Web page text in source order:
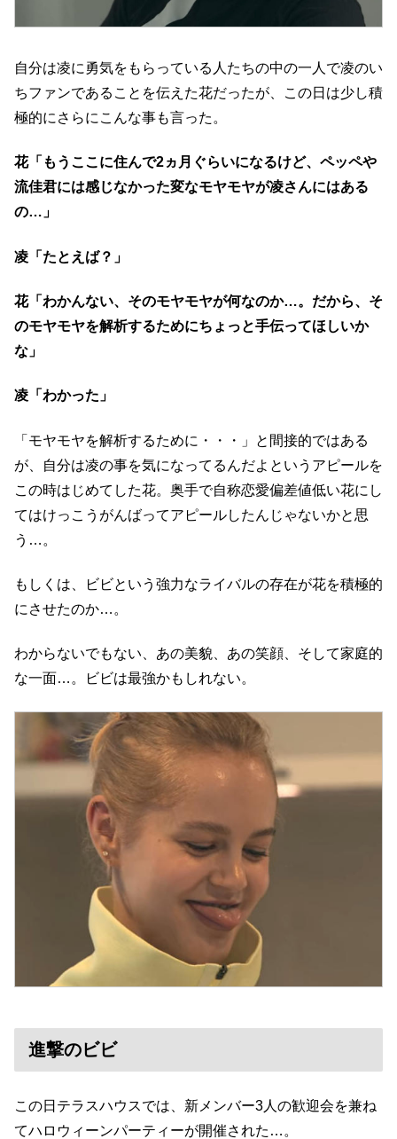
自分は凌に勇気をもらっている人たちの中の一人で凌のい
ちファンであることを伝えた花だったが、この日は少し積
極的にさらにこんな事も言った。
花「もうここに住んで2ヵ月ぐらいになるけど、ペッペや
流佳君には感じなかった変なモヤモヤが凌さんにはある
の…」
凌「たとえば？」
花「わかんない、そのモヤモヤが何なのか…。だから、そ
のモヤモヤを解析するためにちょっと手伝ってほしいか
な」
凌「わかった」
「モヤモヤを解析するために・・・」と間接的ではある
が、自分は凌の事を気になってるんだよというアピールを
この時はじめてした花。奥手で自称恋愛偏差値低い花にし
てはけっこうがんばってアピールしたんじゃないかと思
う…。
もしくは、ビビという強力なライバルの存在が花を積極的
にさせたのか…。
わからないでもない、あの美貌、あの笑顔、そして家庭的
な一面…。ビビは最強かもしれない。
進撃のビビ
この日テラスハウスでは、新メンバー3人の歓迎会を兼ね
てハロウィーンパーティーが開催された…。